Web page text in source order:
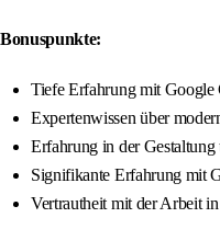
Bonuspunkte:
Tiefe Erfahrung mit
Expertenwissen über
Erfahrung in der
Signifikante Erfahrung mit
Vertrautheit mit der Arbeit